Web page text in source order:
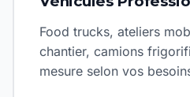
Food trucks, ateliers
chantier, camions
mesure selon vos